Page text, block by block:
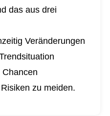
das aus drei
Veränderungen
zu meiden.